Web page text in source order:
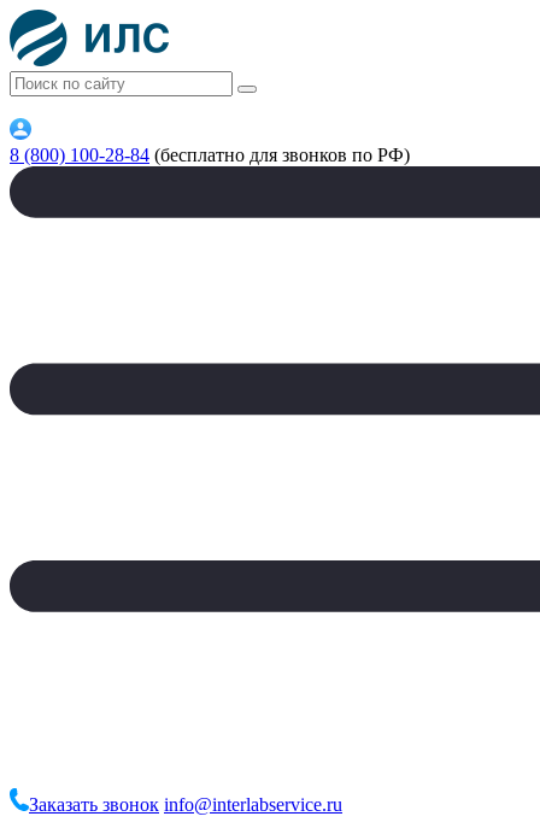
8 (800) 100-28-84 (бесплатно для звонков по РФ)
Заказать звонок info@interlabservice.ru